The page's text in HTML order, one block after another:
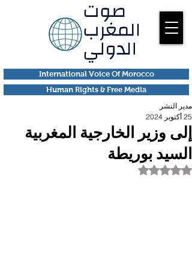
Human Rights & Free Media
International Voice Of Morocco
إلى وزير الخارجية المغربية
السيد بوريطة
مدير النشر
25 أكتوبر 2024
تم التقييم بـ ليس رقمًا من أصل 5 نجوم.